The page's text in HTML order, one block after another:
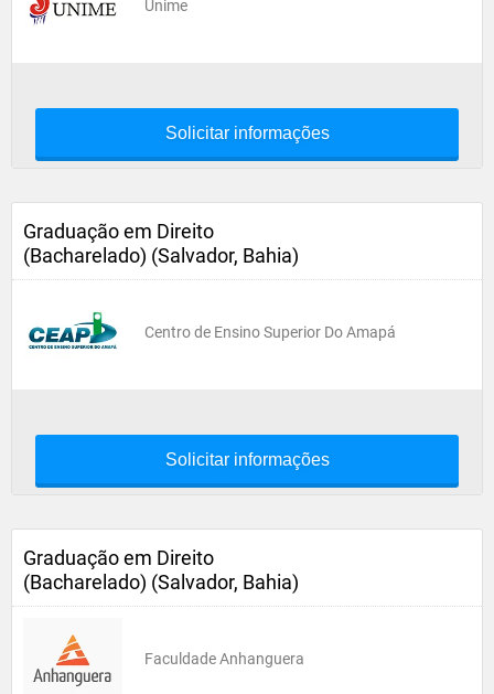
Unime
Solicitar informações
Graduação em Direito
(Bacharelado) (Salvador, Bahia)
Centro de Ensino Superior Do Amapá
Solicitar informações
Graduação em Direito
(Bacharelado) (Salvador, Bahia)
Faculdade Anhanguera